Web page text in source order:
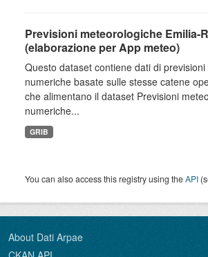
Previsioni meteorologiche Emilia-
(elaborazione per App meteo)
Questo dataset contiene dati di
numeriche basate sulle stesse catene
che alimentano il dataset Previsioni
numeriche...
GRIB
You can also access this registry using theAPI
About Dati Arpae